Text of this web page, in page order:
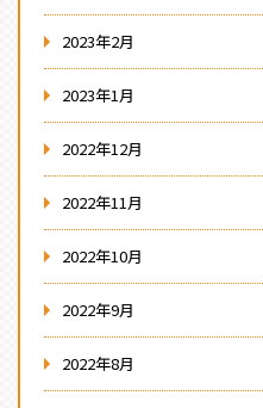
2023年2月
2023年1月
2022年12月
2022年11月
2022年10月
2022年9月
2022年8月